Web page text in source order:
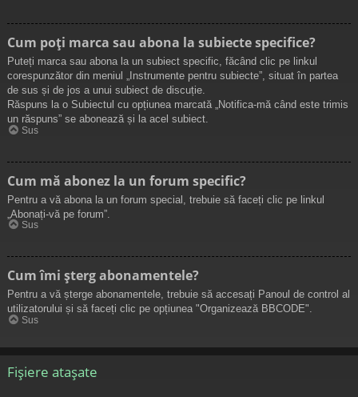
Cum poți marca sau abona la subiecte specifice?
Puteți marca sau abona la un subiect specific, făcând clic pe linkul
corespunzător din meniul „Instrumente pentru subiecte”, situat în partea
de sus și de jos a unui subiect de discuție.
Răspuns la o Subiectul cu opțiunea marcată „Notifica-mă când este trimis
un răspuns” se abonează și la acel subiect.
Sus
Cum mă abonez la un forum specific?
Pentru a vă abona la un forum special, trebuie să faceți clic pe linkul
„Abonați-vă pe forum”.
Sus
Cum îmi șterg abonamentele?
Pentru a vă șterge abonamentele, trebuie să accesați Panoul de control al
utilizatorului și să faceți clic pe opțiunea "Organizează BBCODE".
Sus
Fișiere atașate